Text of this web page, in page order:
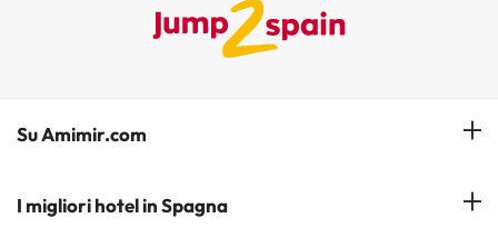
Su Amimir.com
Il Nostro Team
I migliori hotel in Spagna